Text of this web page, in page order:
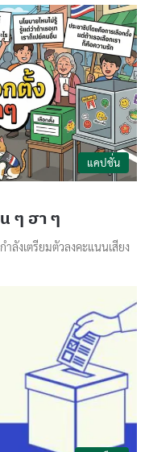
แคปชั่น
ๆ ฮา ๆ
ลังเตรียมตัวลงคะแนนเสียง